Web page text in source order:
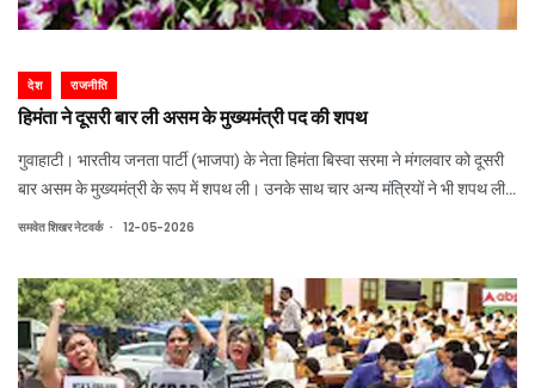
देश राजनीति
हिमंता ने दूसरी बार ली असम के मुख्यमंत्री पद की शपथ
गुवाहाटी। भारतीय जनता पार्टी (भाजपा) के नेता हिमंता बिस्वा सरमा ने मंगलवार को दूसरी
बार असम के मुख्यमंत्री के रूप में शपथ ली। उनके साथ चार अन्य मंत्रियों ने भी शपथ ली,
जिनमें 2 भाजपा व 2 सहयोगी दलों के विधायक शामिल हैं।
समवेत शिखर नेटवर्क . 12-05-2026